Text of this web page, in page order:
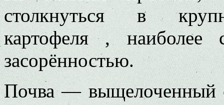
столкнуться в
картофеля , наиболее
засорённостью.
Почва — выщелоченный